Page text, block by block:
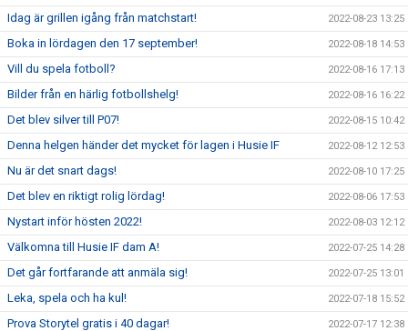
Idag är grillen igång från matchstart! 2022-08-23 13:25
Boka in lördagen den 17 september! 2022-08-18 14:53
Vill du spela fotboll? 2022-08-16 17:13
Bilder från en härlig fotbollshelg! 2022-08-16 16:22
Det blev silver till P07! 2022-08-15 10:42
Denna helgen händer det mycket för lagen i Husie IF 2022-08-12 12:53
Nu är det snart dags! 2022-08-10 17:25
Det blev en riktigt rolig lördag! 2022-08-06 17:53
Nystart inför hösten 2022! 2022-08-03 12:12
Välkomna till Husie IF dam A! 2022-07-25 14:28
Det går fortfarande att anmäla sig! 2022-07-25 13:01
Leka, spela och ha kul! 2022-07-18 15:52
Prova Storytel gratis i 40 dagar! 2022-07-17 12:38